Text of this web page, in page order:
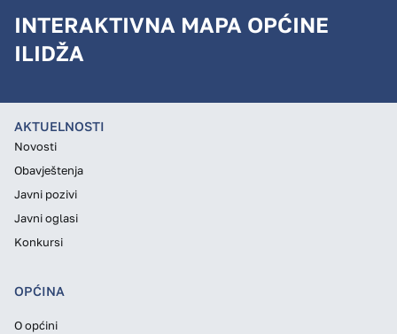
INTERAKTIVNA MAPA OPĆINE
ILIDŽA
AKTUELNOSTI
Novosti
Obavještenja
Javni pozivi
Javni oglasi
Konkursi
OPĆINA
O općini